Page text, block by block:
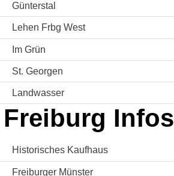
Günterstal
Lehen Frbg West
Im Grün
St. Georgen
Landwasser
Freiburg Infos
Historisches Kaufhaus
Freiburger Münster